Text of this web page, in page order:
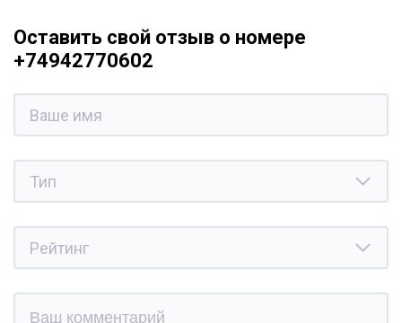
Оставить свой отзыв о номере
+74942770602